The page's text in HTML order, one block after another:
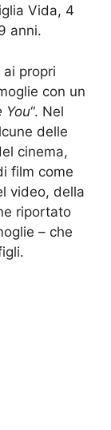
Vida, 4
anni.
propri
con un
You“. Nel
delle
cinema,
film come
video, della
riportato
– che